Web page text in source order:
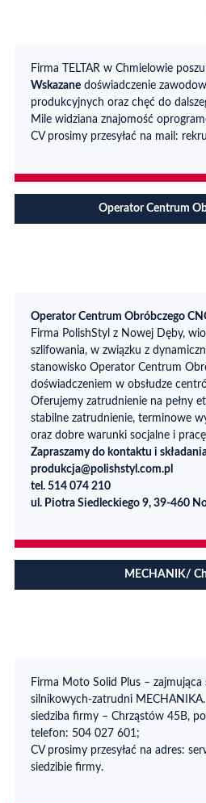
Firma TELTAR w Chmielowie
Wskazane doświadczenie
produkcyjnych oraz chęć do
Mile widziana znajomość
CV prosimy przesyłać na mail:
Operator Centrum
Operator Centrum Obróbczego
Firma PolishStyl z Nowej Dęby,
szlifowania, w związku z
stanowisko Operator Centrum
doświadczeniem w obsłudze
Oferujemy zatrudnienie na pełny
stabilne zatrudnienie, terminowe
oraz dobre warunki socjalne i
Zapraszamy do kontaktu i
produkcja@polishstyl.com.pl
tel. 514 074 210
ul. Piotra Siedleckiego 9, 39-460
MECHANIK/
Firma Moto Solid Plus –
silnikowych-zatrudni MECHANIKA.
siedziba firmy – Chrząstów 45B,
telefon: 504 027 601;
CV prosimy przesyłać na adres:
siedzibie firmy.